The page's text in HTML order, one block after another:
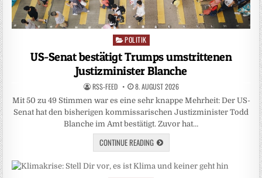
Posted
in
POLITIK
US-Senat bestätigt Trumps umstrittenen
Justizminister Blanche
RSS-FEED 8. AUGUST 2026
Mit 50 zu 49 Stimmen war es eine sehr knappe Mehrheit: Der US-
Senat hat den bisherigen kommissarischen Justizminister Todd
Blanche im Amt bestätigt. Zuvor hat…
CONTINUE READING